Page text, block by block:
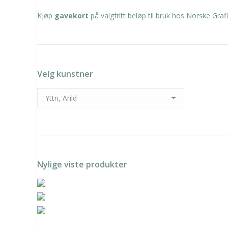
Kjøp gavekort på valgfritt beløp til bruk hos Norske
Velg kunstner
Nylige viste produkter